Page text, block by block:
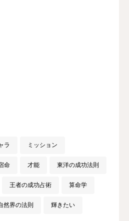
ラ ミッション
命 才能 東洋の成功法則
王者の成功占術 算命学
然界の法則 輝きたい